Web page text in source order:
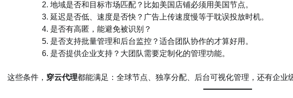
地域是否和目标市场匹配？比如美国店铺必须用美国节点。
延迟是否低、速度是否快？广告上传速度慢等于耽误投放时机。
是否有高匿，能避免被识别？
是否支持批量管理和后台监控？适合团队协作的才算好用。
是否提供企业支持？大团队需要定制化的管理功能。
这些条件， 穿云代理都能满足：全球节点、独享分配、后台可视化管理，还有企业